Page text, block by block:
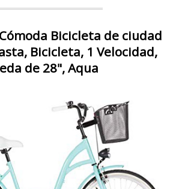
Bicicleta de ciudad
Bicicleta, 1 Velocidad,
de 28", Aqua